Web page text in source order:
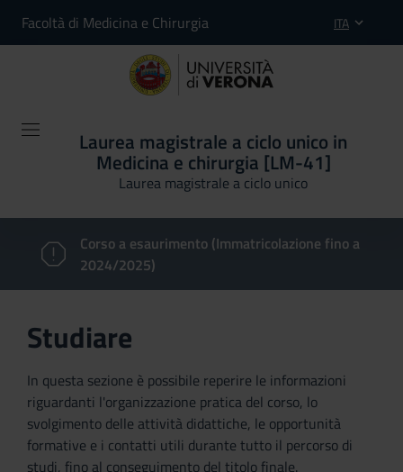
Facoltà di Medicina e Chirurgia ITA
Laurea magistrale a ciclo unico in
Medicina e chirurgia [LM-41]
Laurea magistrale a ciclo unico
Corso a esaurimento (Immatricolazione fino a
2024/2025)
Studiare
In questa sezione è possibile reperire le informazioni
riguardanti l'organizzazione pratica del corso, lo
svolgimento delle attività didattiche, le opportunità
formative e i contatti utili durante tutto il percorso di
studi, fino al conseguimento del titolo finale.